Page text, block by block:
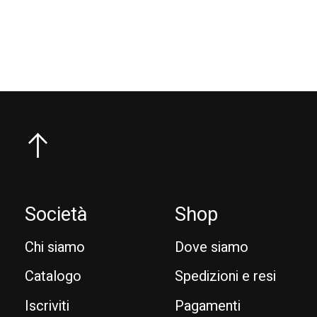
Società
Chi siamo
Catalogo
Iscriviti
Shop
Dove siamo
Spedizioni e resi
Pagamenti